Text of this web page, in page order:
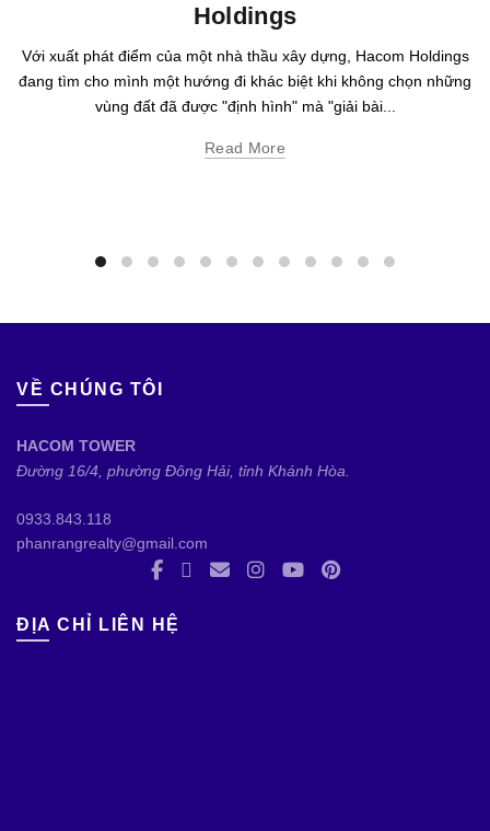
Holdings
Với xuất phát điểm của một nhà thầu xây dựng, Hacom Holdings
đang tìm cho mình một hướng đi khác biệt khi không chọn những
vùng đất đã được "định hình" mà "giải bài...
Read More
VỀ CHÚNG TÔI
HACOM TOWER
Đường 16/4, phường Đông Hải, tỉnh Khánh Hòa.
0933.843.118
phanrangrealty@gmail.com
ĐỊA CHỈ LIÊN HỆ